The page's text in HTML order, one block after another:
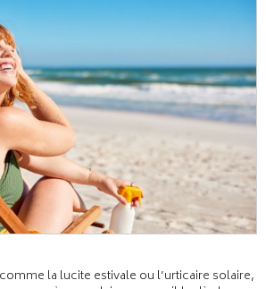
la lucite estivale ou l’urticaire solaire,